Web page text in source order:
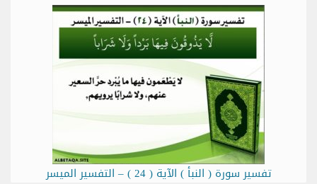
تفسير سورة ( النبأ ) الآية ( 24 ) – التفسير الميسر